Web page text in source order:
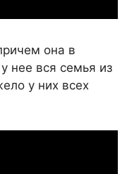
она в
нее вся семья из
у них всех